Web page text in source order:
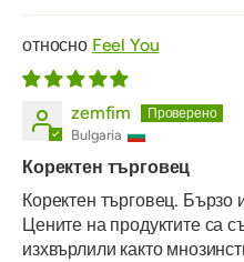
Feel You
zemfim
Bulgaria
Коректен търговец
Коректен търговец. Бързо
Цените на продуктите са
изхвърлили както